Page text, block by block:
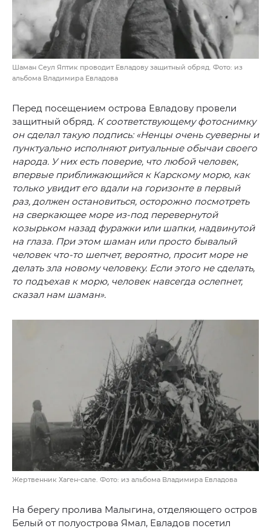
Шаман Сеул Яптик проводит Евладову защитный обряд. Фото: из
альбома Владимира Евладова
Перед посещением острова Евладову провели
защитный обряд. К соответствующему фотоснимку
он сделал такую подпись: «Ненцы очень суеверны и
пунктуально исполняют ритуальные обычаи своего
народа. У них есть поверие, что любой человек,
впервые приближающийся к Карскому морю, как
только увидит его вдали на горизонте в первый
раз, должен остановиться, осторожно посмотреть
на сверкающее море из-под перевернутой
козырьком назад фуражки или шапки, надвинутой
на глаза. При этом шаман или просто бывалый
человек что-то шепчет, вероятно, просит море не
делать зла новому человеку. Если этого не сделать,
то подъехав к морю, человек навсегда ослепнет,
сказал нам шаман».
Жертвенник Хаген-сале. Фото: из альбома Владимира Евладова
На берегу пролива Малыгина, отделяющего остров
Белый от полуострова Ямал, Евладов посетил